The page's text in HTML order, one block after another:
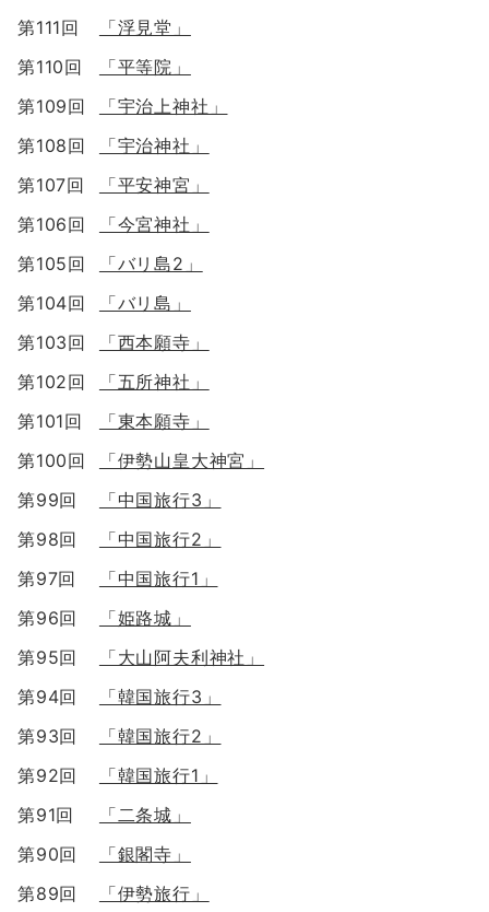
第111回
「浮見堂」
第110回
「平等院」
第109回
「宇治上神社」
第108回
「宇治神社」
第107回
「平安神宮」
第106回
「今宮神社」
第105回
「バリ島2」
第104回
「バリ島」
第103回
「西本願寺」
第102回
「五所神社」
第101回
「東本願寺」
第100回
「伊勢山皇大神宮」
第99回
「中国旅行3」
第98回
「中国旅行2」
第97回
「中国旅行1」
第96回
「姫路城」
第95回
「大山阿夫利神社」
第94回
「韓国旅行3」
第93回
「韓国旅行2」
第92回
「韓国旅行1」
第91回
「二条城」
第90回
「銀閣寺」
第89回
「伊勢旅行」